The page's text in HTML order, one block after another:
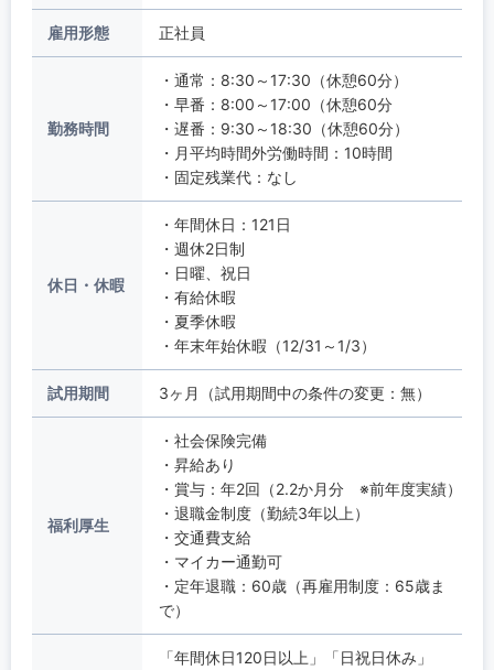
雇用形態 正社員
勤務時間
・通常：8:30～17:30（休憩60分）
・早番：8:00～17:00（休憩60分
・遅番：9:30～18:30（休憩60分）
・月平均時間外労働時間：10時間
・固定残業代：なし
休日・休暇
・年間休日：121日
・週休2日制
・日曜、祝日
・有給休暇
・夏季休暇
・年末年始休暇（12/31～1/3）
試用期間 3ヶ月（試用期間中の条件の変更：無）
福利厚生
・社会保険完備
・昇給あり
・賞与：年2回（2.2か月分 ※前年度実績）
・退職金制度（勤続3年以上）
・交通費支給
・マイカー通勤可
・定年退職：60歳（再雇用制度：65歳ま
で）
「年間休日120日以上」「日祝日休み」